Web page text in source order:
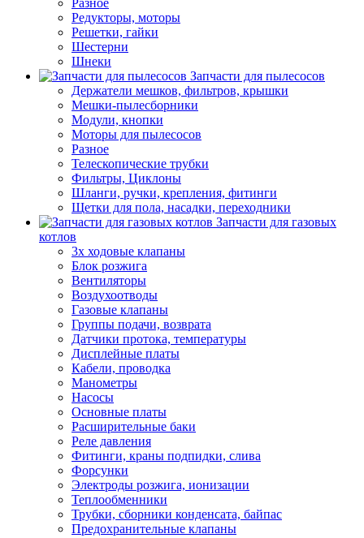
Разное
Редукторы, моторы
Решетки, гайки
Шестерни
Шнеки
Запчасти для пылесосов
Держатели мешков, фильтров, крышки
Мешки-пылесборники
Модули, кнопки
Моторы для пылесосов
Разное
Телескопические трубки
Фильтры, Циклоны
Шланги, ручки, крепления, фитинги
Щетки для пола, насадки, переходники
Запчасти для газовых
котлов
3х ходовые клапаны
Блок розжига
Вентиляторы
Воздухоотводы
Газовые клапаны
Группы подачи, возврата
Датчики протока, температуры
Дисплейные платы
Кабели, проводка
Манометры
Насосы
Основные платы
Расширительные баки
Реле давления
Фитинги, краны подпидки, слива
Форсунки
Электроды розжига, ионизации
Теплообменники
Трубки, сборники конденсата, байпас
Предохранительные клапаны